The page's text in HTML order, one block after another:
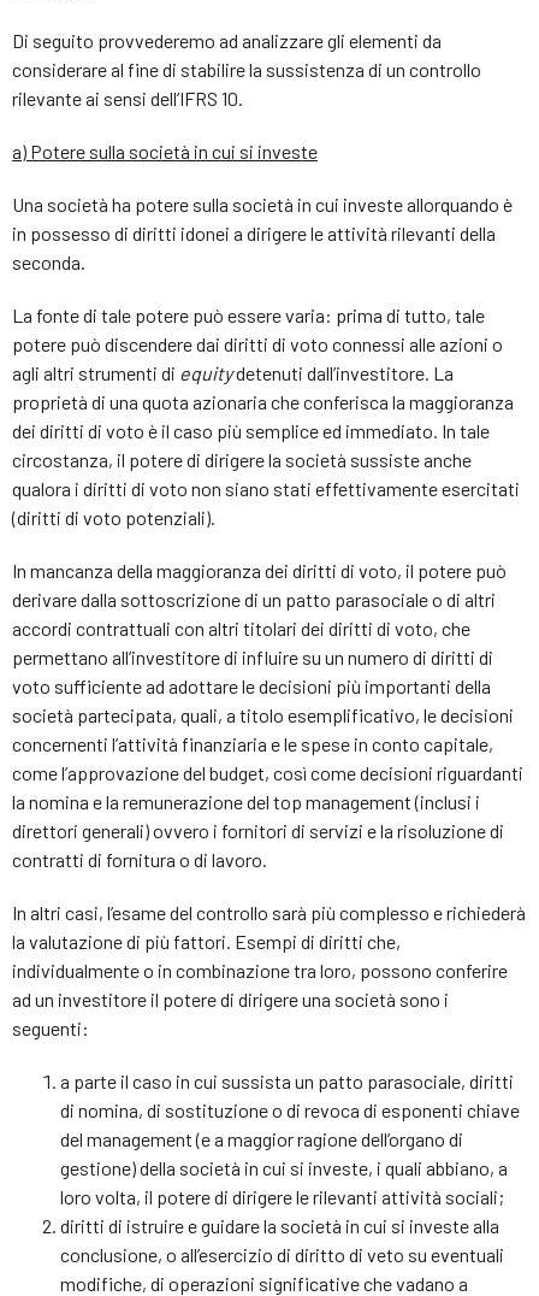
Di seguito provvederemo ad analizzare gli elementi da
considerare al fine di stabilire la sussistenza di un controllo
rilevante ai sensi dell’IFRS 10.
a) Potere sulla società in cui si investe
Una società ha potere sulla società in cui investe allorquando è
in possesso di diritti idonei a dirigere le attività rilevanti della
seconda.
La fonte di tale potere può essere varia: prima di tutto, tale
potere può discendere dai diritti di voto connessi alle azioni o
agli altri strumenti di equitydetenuti dall’investitore. La
proprietà di una quota azionaria che conferisca la maggioranza
dei diritti di voto è il caso più semplice ed immediato. In tale
circostanza, il potere di dirigere la società sussiste anche
qualora i diritti di voto non siano stati effettivamente esercitati
(diritti di voto potenziali).
In mancanza della maggioranza dei diritti di voto, il potere può
derivare dalla sottoscrizione di un patto parasociale o di altri
accordi contrattuali con altri titolari dei diritti di voto, che
permettano all’investitore di influire su un numero di diritti di
voto sufficiente ad adottare le decisioni più importanti della
società partecipata, quali, a titolo esemplificativo, le decisioni
concernenti l’attività finanziaria e le spese in conto capitale,
come l’approvazione del budget, così come decisioni riguardanti
la nomina e la remunerazione del top management (inclusi i
direttori generali) ovvero i fornitori di servizi e la risoluzione di
contratti di fornitura o di lavoro.
In altri casi, l’esame del controllo sarà più complesso e richiederà
la valutazione di più fattori. Esempi di diritti che,
individualmente o in combinazione tra loro, possono conferire
ad un investitore il potere di dirigere una società sono i
seguenti:
a parte il caso in cui sussista un patto parasociale, diritti
di nomina, di sostituzione o di revoca di esponenti chiave
del management (e a maggior ragione dell’organo di
gestione) della società in cui si investe, i quali abbiano, a
loro volta, il potere di dirigere le rilevanti attività sociali;
diritti di istruire e guidare la società in cui si investe alla
conclusione, o all’esercizio di diritto di veto su eventuali
modifiche, di operazioni significative che vadano a